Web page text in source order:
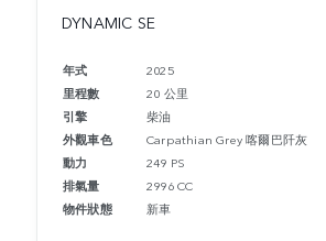
DYNAMIC SE
年式
2025
里程數
20 公里
引擎
柴油
外觀車色
Carpathian Grey 喀爾巴阡灰
動力
249 PS
排氣量
2996 CC
物件狀態
新車